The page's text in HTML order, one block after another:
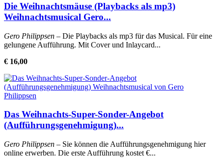
Die Weihnachtsmäuse (Playbacks als mp3)
Weihnachtsmusical Gero...
Gero Philippsen – Die Playbacks als mp3 für das Musical. Für eine
gelungene Aufführung. Mit Cover und Inlaycard...
€ 16,00
Das Weihnachts-Super-Sonder-Angebot
(Aufführungsgenehmigung)...
Gero Philippsen – Sie können die Aufführungsgenehmigung hier
online erwerben. Die erste Aufführung kostet €...